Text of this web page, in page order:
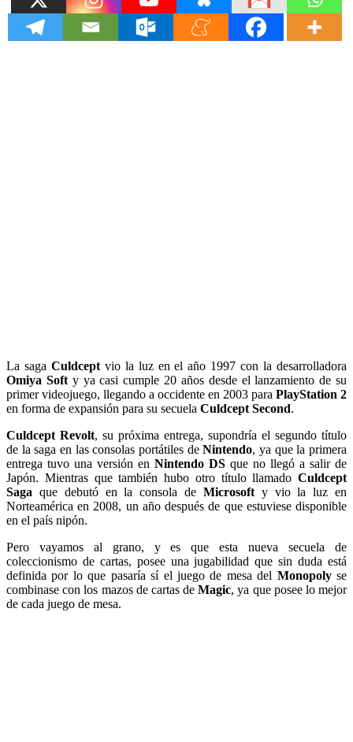
La saga Culdceptvio la luz en el año 1997 con la desarrolladora
Omiya Softy ya casi cumple 20 años desde el lanzamiento de su
primer videojuego, llegando a occidente en 2003 para PlayStation 2
en forma de expansión para su secuela Culdcept Second.
Culdcept Revolt, su próxima entrega, supondría el segundo título
de la saga en las consolas portátiles deNintendo, ya que la primera
entrega tuvo una versión en Nintendo DS que no llegó a salir de
Japón. Mientras que también hubo otro título llamado Culdcept
Saga que debutó en la consola de Microsofty vio la luz en
Norteamérica en 2008, un año después de que estuviese disponible
en el país nipón.
Pero vayamos al grano, y es que esta nueva secuela de
coleccionismo de cartas, posee una jugabilidad que sin duda está
definida por lo que pasaría sí el juego de mesa del Monopolyse
combinase con los mazos de cartas deMagic, ya que posee lo mejor
de cada juego de mesa.